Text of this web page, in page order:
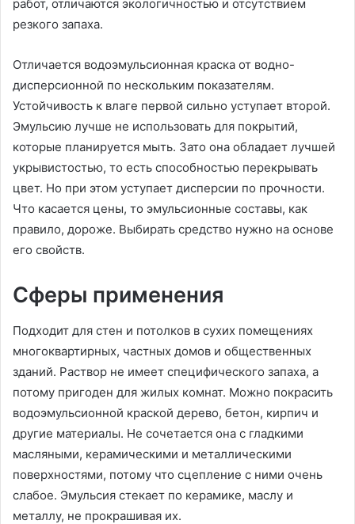
работ, отличаются экологичностью и отсутствием
резкого запаха.
Отличается водоэмульсионная краска от водно-
дисперсионной по нескольким показателям.
Устойчивость к влаге первой сильно уступает второй.
Эмульсию лучше не использовать для покрытий,
которые планируется мыть. Зато она обладает лучшей
укрывистостью, то есть способностью перекрывать
цвет. Но при этом уступает дисперсии по прочности.
Что касается цены, то эмульсионные составы, как
правило, дороже. Выбирать средство нужно на основе
его свойств.
Сферы применения
Подходит для стен и потолков в сухих помещениях
многоквартирных, частных домов и общественных
зданий. Раствор не имеет специфического запаха, а
потому пригоден для жилых комнат. Можно покрасить
водоэмульсионной краской дерево, бетон, кирпич и
другие материалы. Не сочетается она с гладкими
масляными, керамическими и металлическими
поверхностями, потому что сцепление с ними очень
слабое. Эмульсия стекает по керамике, маслу и
металлу, не прокрашивая их.